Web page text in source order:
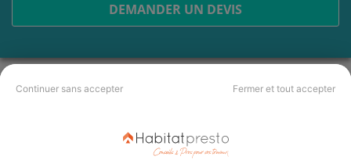
Continuer sans accepter Fermer et tout accepter
DEMANDER UN DEVIS
Les 4 autres Menuisiers pour
Mont-Blanc